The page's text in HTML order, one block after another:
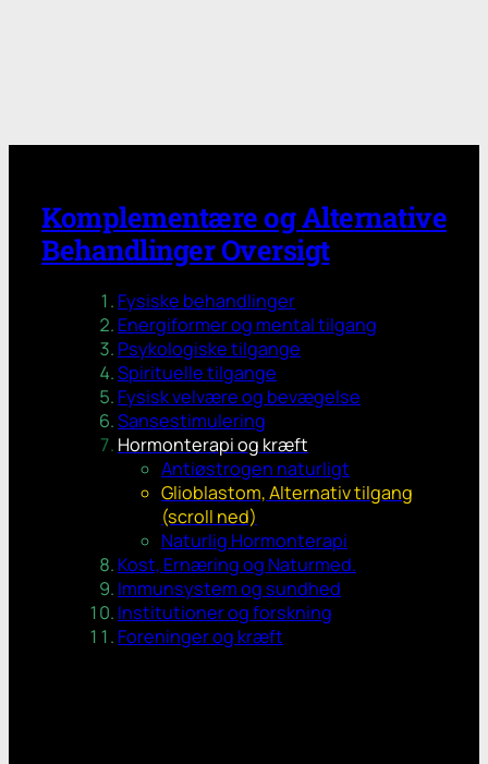
Komplementære og Alternative
Behandlinger Oversigt
Fysiske behandlinger
Energiformer og mental tilgang
Psykologiske tilgange
Spirituelle tilgange
Fysisk velvære og bevægelse
Sansestimulering
Hormonterapi og kræft
Antiøstrogen naturligt
Glioblastom, Alternativ tilgang
(scroll ned)
Naturlig Hormonterapi
Kost, Ernæring og Naturmed.
Immunsystem og sundhed
Institutioner og forskning
Foreninger og kræft